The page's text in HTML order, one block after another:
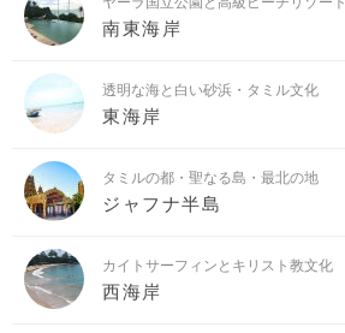
南東海岸
透明な海と白い砂浜・タミル文化
東海岸
タミルの都・聖なる島・最北の地
ジャフナ半島
カイトサーフィンとキリスト教文化
西海岸